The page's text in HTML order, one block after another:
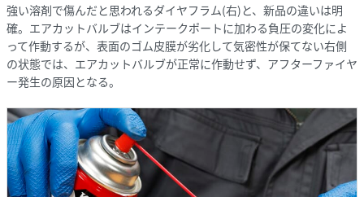
強い溶剤で傷んだと思われるダイヤフラム(右)と、新品の違いは明
確。エアカットバルブはインテークポートに加わる負圧の変化によ
って作動するが、表面のゴム皮膜が劣化して気密性が保てない右側
の状態では、エアカットバルブが正常に作動せず、アフターファイヤ
ー発生の原因となる。